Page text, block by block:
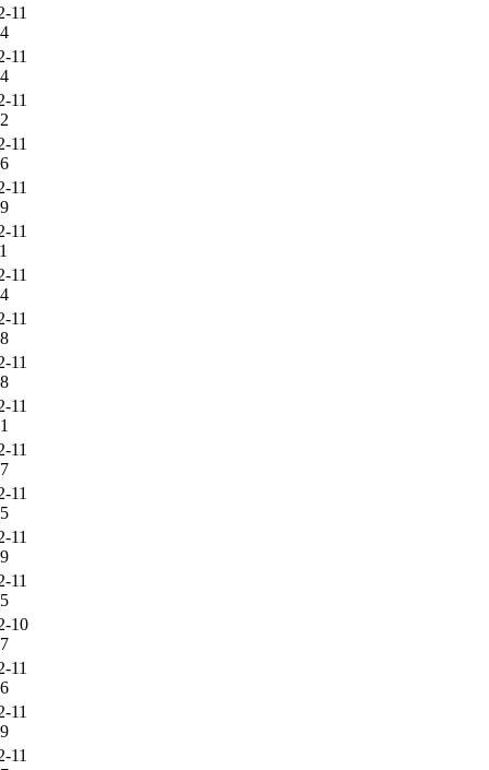
11
11
11
11
11
11
11
11
11
11
11
11
11
11
10
11
11
11